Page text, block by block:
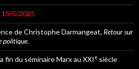
15/5/2025
de Christophe Darmangeat, Retour sur
politique.
fin du séminaire Marx au XXI e siècle